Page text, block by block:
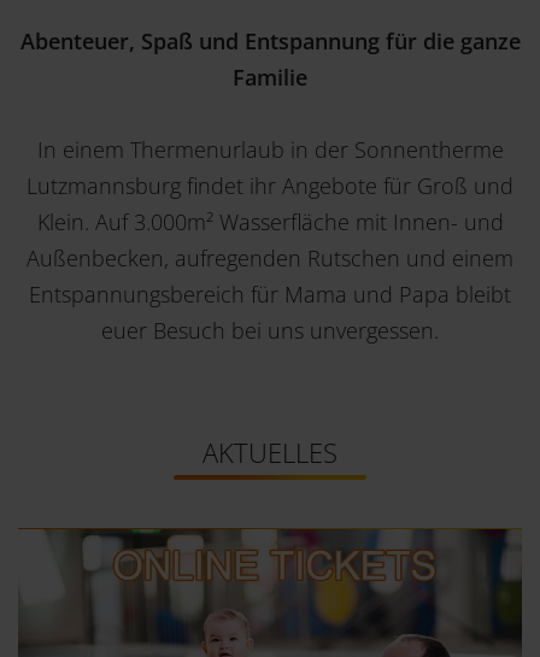
Abenteuer, Spaß und Entspannung für die ganze
Familie
In einem Thermenurlaub in der Sonnentherme
Lutzmannsburg findet ihr Angebote für Groß und
Klein. Auf 3.000m² Wasserfläche mit Innen- und
Außenbecken, aufregenden Rutschen und einem
Entspannungsbereich für Mama und Papa bleibt
euer Besuch bei uns unvergessen.
AKTUELLES